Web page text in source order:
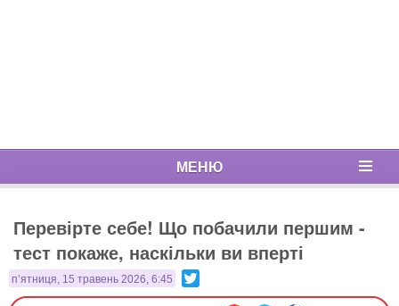
МЕНЮ
Перевірте себе! Що побачили першим -
тест покаже, наскільки ви вперті
п’ятниця, 15 травень 2026, 6:45